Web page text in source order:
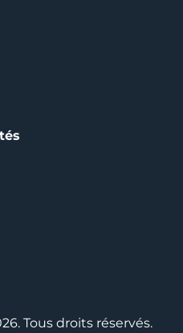
Tous droits réservés.